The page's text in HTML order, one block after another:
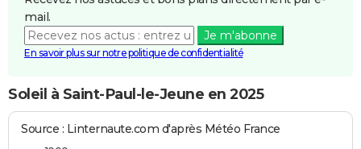
mail.
Je m'abonne
En savoir plus sur notre politique de confidentialité
Soleil à Saint-Paul-le-Jeune en 2025
Source : Linternaute.com d'après Météo France